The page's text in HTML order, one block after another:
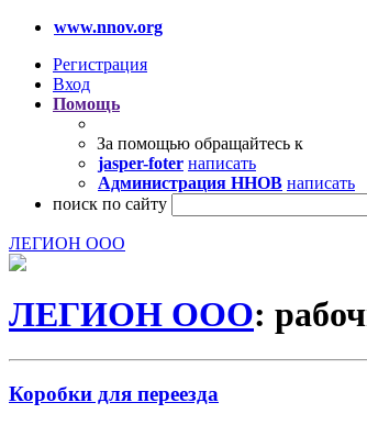
www.nnov.org
Регистрация
Вход
Помощь
За помощью обращайтесь к
jasper-foter написать
Администрация ННОВ написать
поиск по сайту
ЛЕГИОН ООО
ЛЕГИОН ООО:
Коробки для переезда